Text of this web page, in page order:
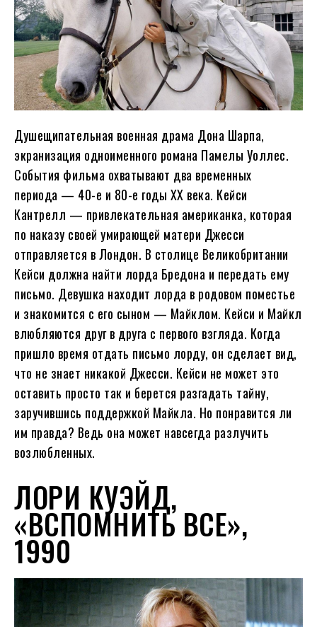
Душещипательная военная драма Дона Шарпа,
экранизация одноименного романа Памелы Уоллес.
События фильма охватывают два временных
периода — 40-е и 80-е годы XX века. Кейси
Кантрелл — привлекательная американка, которая
по наказу своей умирающей матери Джесси
отправляется в Лондон. В столице Великобритании
Кейси должна найти лорда Бредона и передать ему
письмо. Девушка находит лорда в родовом поместье
и знакомится с его сыном — Майклом. Кейси и Майкл
влюбляются друг в друга с первого взгляда. Когда
пришло время отдать письмо лорду, он сделает вид,
что не знает никакой Джесси. Кейси не может это
оставить просто так и берется разгадать тайну,
заручившись поддержкой Майкла. Но понравится ли
им правда? Ведь она может навсегда разлучить
возлюбленных.
ЛОРИ КУЭЙД,
«ВСПОМНИТЬ ВСЕ»,
1990